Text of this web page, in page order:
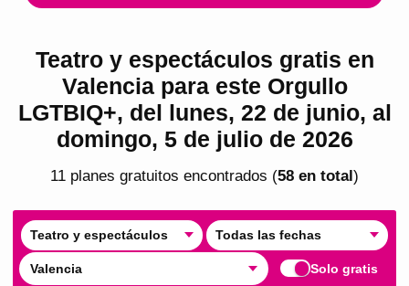
Teatro y espectáculos gratis en
Valencia para este Orgullo
LGTBIQ+, del lunes, 22 de junio, al
domingo, 5 de julio de 2026
11 planes gratuitos encontrados (58 en total )
Teatro y espectáculos Todas las fechas
Valencia Solo gratis